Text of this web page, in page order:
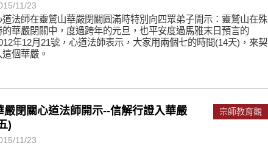
11/23
道法師在靈鷲山華嚴閉關圓滿時特別向四眾弟子開示：靈鷲山在殊
的華嚴閉關中，度過跨年的元旦，也平安度過馬雅末日預言的
年12月21號，心道法師表示，大家用­兩個七的時間(14天)，來契
這個華嚴。
嚴閉關心道法師開示--信解行證入華嚴
)
11/23
宗師教育觀